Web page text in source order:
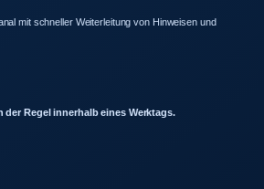
mit schneller Weiterleitung von Hinweisen und
Regel innerhalb eines Werktags.